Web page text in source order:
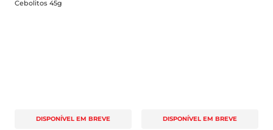
Cebolitos 45g
DISPONÍVEL EM BREVE DISPONÍVEL EM BREVE